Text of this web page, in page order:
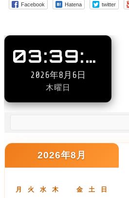
Facebook Hatena twitter
03:39:43
2026年8月6日
木曜日
2026年8月
月 火 水 木 金 土 日